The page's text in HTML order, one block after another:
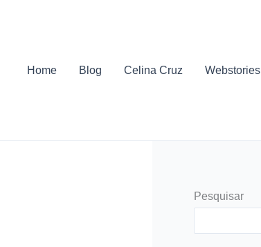
Home Blog Celina Cruz Webstories
Pesquisar